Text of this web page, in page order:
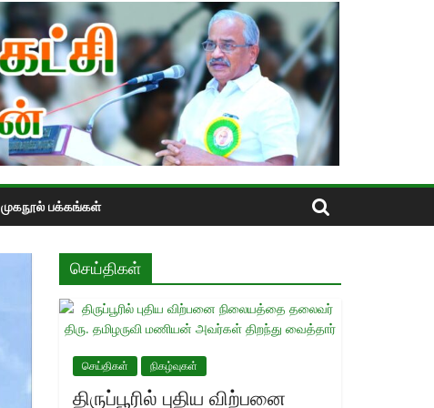
முகநூல் பக்கங்கள்
செய்திகள்
செய்திகள் நிகழ்வுகள்
திருப்பூரில் புதிய விற்பனை